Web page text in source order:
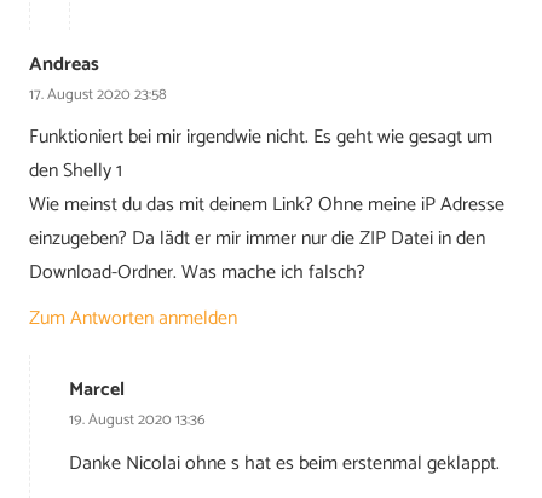
Andreas
17. August 2020 23:58
Funktioniert bei mir irgendwie nicht. Es geht wie gesagt um
den Shelly 1
Wie meinst du das mit deinem Link? Ohne meine iP Adresse
einzugeben? Da lädt er mir immer nur die ZIP Datei in den
Download-Ordner. Was mache ich falsch?
Zum Antworten anmelden
Marcel
19. August 2020 13:36
Danke Nicolai ohne s hat es beim erstenmal geklappt.